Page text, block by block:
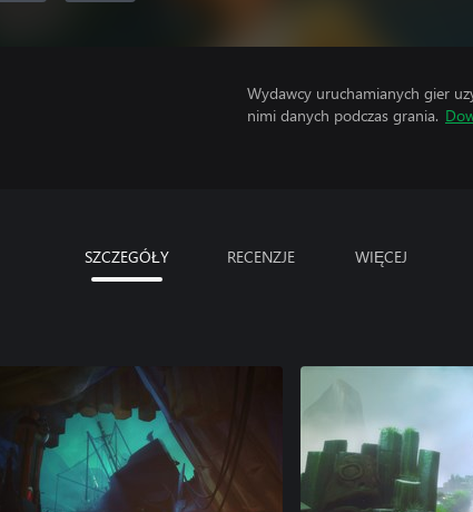
Wydawcy uruchamianych gier
nimi danych podczas grania.
SZCZEGÓŁY RECENZJE WIĘCEJ